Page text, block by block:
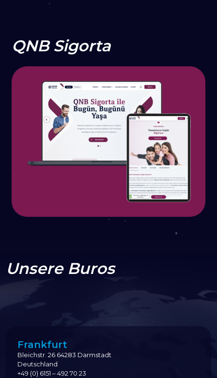
QNB Sigorta
Unsere Buros
Frankfurt
Bleichstr. 26 64283 Darmstadt
Deutschland
+49 (0) 6151 – 492 70 23